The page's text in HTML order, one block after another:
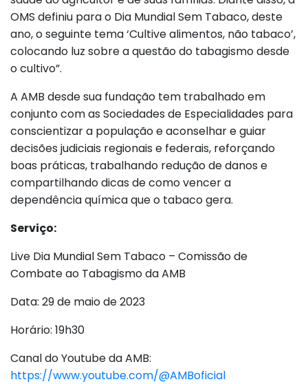
OMS definiu para o Dia Mundial Sem Tabaco, deste
ano, o seguinte tema ‘Cultive alimentos, não tabaco’,
colocando luz sobre a questão do tabagismo desde
o cultivo”.
A AMB desde sua fundação tem trabalhado em
conjunto com as Sociedades de Especialidades para
conscientizar a população e aconselhar e guiar
decisões judiciais regionais e federais, reforçando
boas práticas, trabalhando redução de danos e
compartilhando dicas de como vencer a
dependência química que o tabaco gera.
Serviço:
Live Dia Mundial Sem Tabaco – Comissão de
Combate ao Tabagismo da AMB
Data: 29 de maio de 2023
Horário: 19h30
Canal do Youtube da AMB:
https://www.youtube.com/@AMBoficial